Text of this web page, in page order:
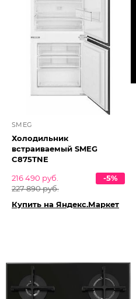
SMEG
Холодильник
встраиваемый SMEG
C875TNE
216 490 руб.
227 890 руб.
-5%
Купить на Яндекс.Маркет